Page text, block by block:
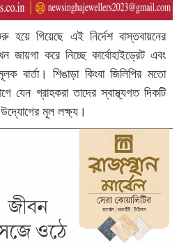
গিয়েছে এই নির্দেশ বাস্তবায়নের
জায়গা করে নিচ্ছে কার্বোহাইড্রেট এবং
বার্তা। শিঙাড়া কিংবা জিলিপির মতো
যেন গ্রাহকরা তাদের স্বাস্থ্যগত দিকটি
মূল লক্ষ্য।